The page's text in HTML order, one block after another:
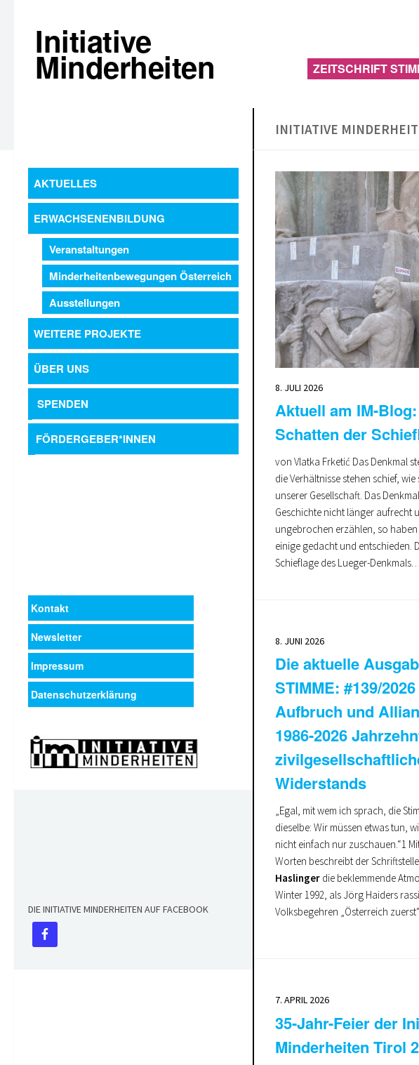
Initiative
Minderheiten ZEITSCHRIFT
INITIATIVE
8. JULI 2026
Aktuell am IM-
Schatten der
von Vlatka Frketić Das Denkmal
die Verhältnisse stehen schief, wie
unserer Gesellschaft. Das
Geschichte nicht länger aufrecht
ungebrochen erzählen, so
einige gedacht und entschieden.
Schieflage des Lueger-Denkmals…
8. JUNI 2026
Die aktuelle
STIMME: #139/2026
Aufbruch und
1986-2026
Widerstands
„Egal, mit wem ich sprach, die
dieselbe: Wir müssen etwas tun,
nicht einfach nur zuschauen.“1
Worten beschreibt der
Haslinger die beklemmende
Winter 1992, als Jörg Haiders
Volksbegehren „Österreich
7. APRIL 2026
35-Jahr-Feier der
Minderheiten Tirol
AKTUELLES
ERWACHSENENBILDUNG
Veranstaltungen
Minderheitenbewegungen Österreich
Ausstellungen
WEITERE PROJEKTE
ÜBER UNS
SPENDEN
FÖRDERGEBER*INNEN
Kontakt
Newsletter
Impressum
Datenschutzerklärung
DIE INITIATIVE MINDERHEITEN AUF FACEBOOK